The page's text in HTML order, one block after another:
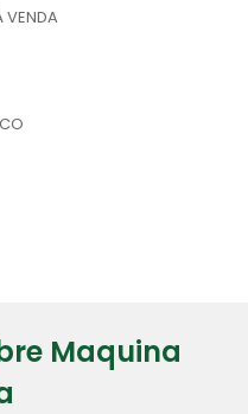
VENDA
Maquina